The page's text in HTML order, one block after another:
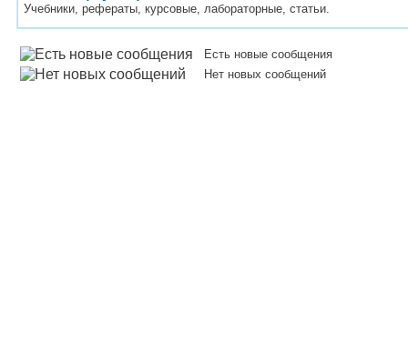
Учебники, рефераты, курсовые, лабораторные, статьи.
Есть новые сообщения
Нет новых сообщений